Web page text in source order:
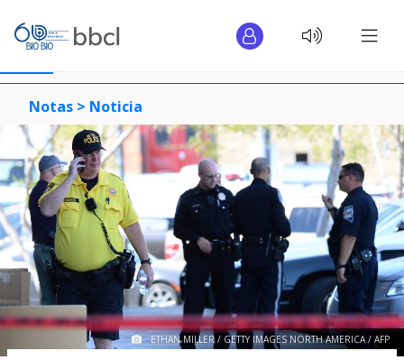
Notas > Noticia
ETHAN MILLER / GETTY IMAGES NORTH AMERICA / AFP